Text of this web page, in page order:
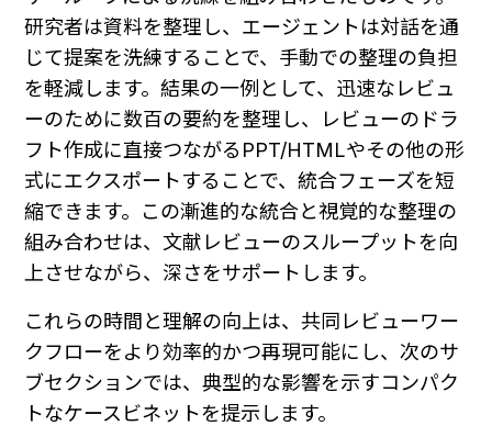
研究者は資料を整理し、エージェントは対話を通
じて提案を洗練することで、手動での整理の負担
を軽減します。結果の一例として、迅速なレビュ
ーのために数百の要約を整理し、レビューのドラ
フト作成に直接つながるPPT/HTMLやその他の形
式にエクスポートすることで、統合フェーズを短
縮できます。この漸進的な統合と視覚的な整理の
組み合わせは、文献レビューのスループットを向
上させながら、深さをサポートします。
これらの時間と理解の向上は、共同レビューワー
クフローをより効率的かつ再現可能にし、次のサ
ブセクションでは、典型的な影響を示すコンパク
トなケースビネットを提示します。